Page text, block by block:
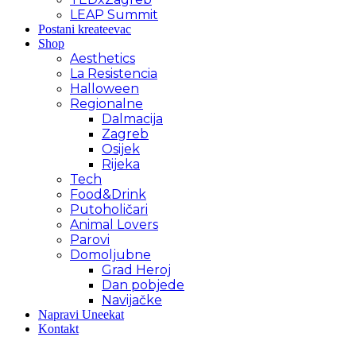
LEAP Summit
Postani kreateevac
Shop
Aesthetics
La Resistencia
Halloween
Regionalne
Dalmacija
Zagreb
Osijek
Rijeka
Tech
Food&Drink
Putoholičari
Animal Lovers
Parovi
Domoljubne
Grad Heroj
Dan pobjede
Navijačke
Napravi Uneekat
Kontakt